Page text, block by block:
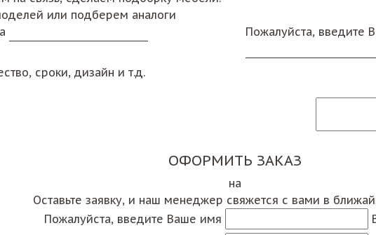
или подберем аналоги
Пожалуйста, введите
сроки, дизайн и т.д.
ОФОРМИТЬ ЗАКАЗ
на
Оставьте заявку, и наш менеджер свяжется с вами в
Пожалуйста, введите Ваше имя